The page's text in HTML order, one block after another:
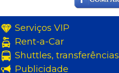
Serviços VIP
Rent-a-Car
Shuttles, transferências
Publicidade